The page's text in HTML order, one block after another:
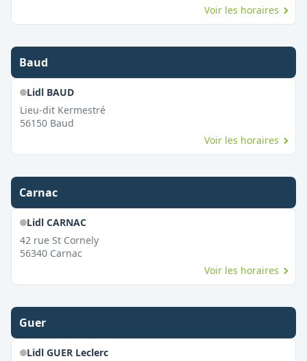
Voir les horaires
Baud
Lidl BAUD
Lieu-dit Kermestré
56150 Baud
Voir les horaires
Carnac
Lidl CARNAC
42 rue St Cornely
56340 Carnac
Voir les horaires
Guer
Lidl GUER Leclerc